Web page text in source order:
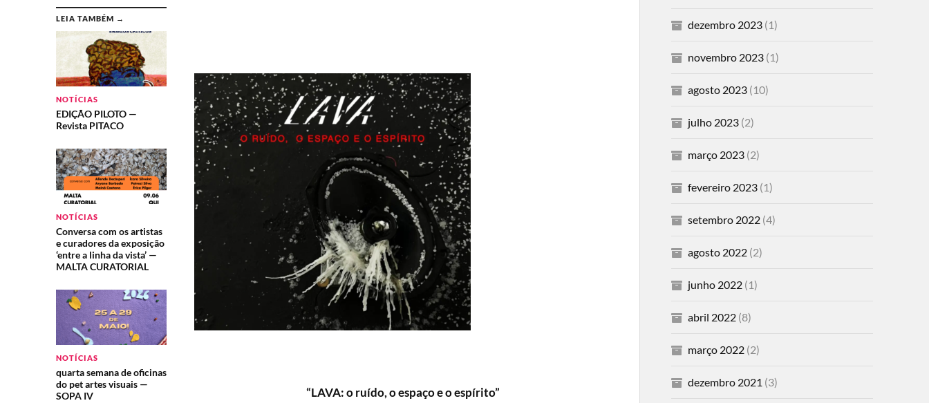
LEIA TAMBÉM →
NOTÍCIAS
EDIÇÃO PILOTO —
Revista PITACO
NOTÍCIAS
Conversa com os artistas
e curadores da exposição
‘entre a linha da vista’ —
MALTA CURATORIAL
NOTÍCIAS
quarta semana de oficinas
do pet artes visuais —
SOPA IV
“LAVA: o ruído, o espaço e o espírito”
dezembro 2023(1)
novembro 2023(1)
agosto 2023(10)
julho 2023(2)
março 2023(2)
fevereiro 2023(1)
setembro 2022(4)
agosto 2022(2)
junho 2022(1)
abril 2022(8)
março 2022(2)
dezembro 2021 (3)